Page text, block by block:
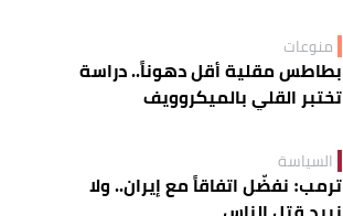
منوعات
بطاطس مقلية أقل دهوناً.. دراسة
تختبر القلي بالميكروويف
السياسة
ترمب: نفضّل اتفاقاً مع إيران.. ولا